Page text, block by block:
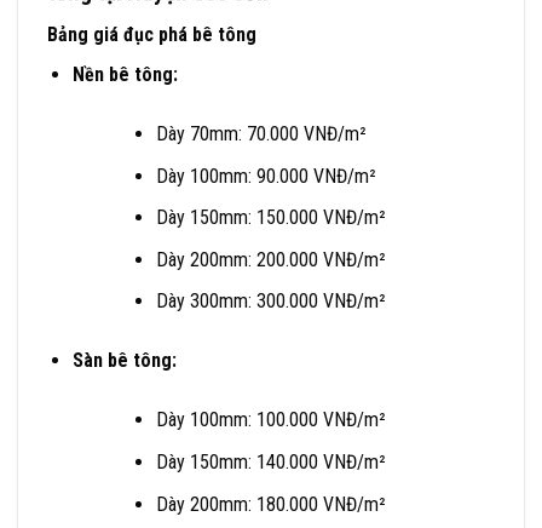
Bảng giá đục phá bê tông
Nền bê tông:
Dày 70mm: 70.000 VNĐ/m²
Dày 100mm: 90.000 VNĐ/m²
Dày 150mm: 150.000 VNĐ/m²
Dày 200mm: 200.000 VNĐ/m²
Dày 300mm: 300.000 VNĐ/m²
Sàn bê tông:
Dày 100mm: 100.000 VNĐ/m²
Dày 150mm: 140.000 VNĐ/m²
Dày 200mm: 180.000 VNĐ/m²